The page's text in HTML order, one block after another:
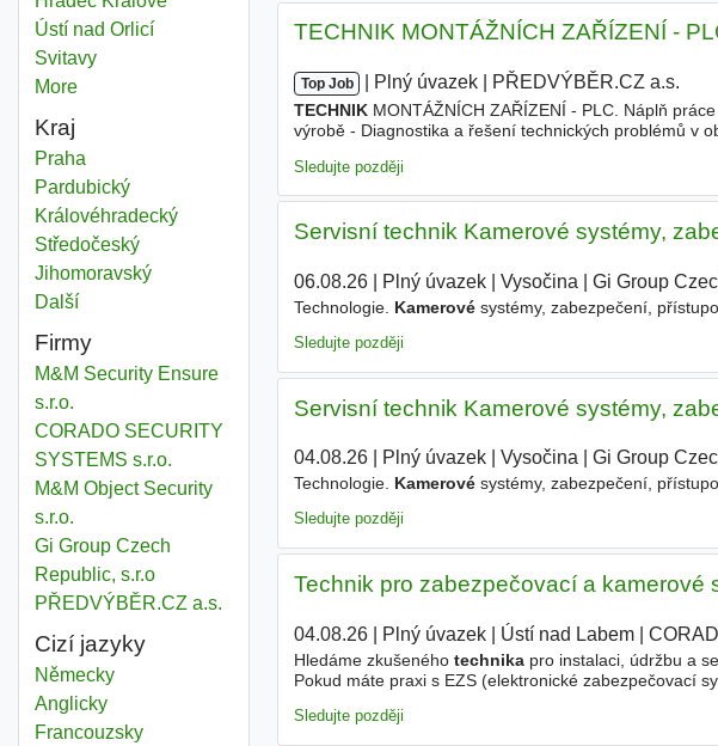
Kamerový technik
Ústí nad OrlicíOkres
Kamerový technik
SvitavyOkres
Moredistricts
Kraj
Kamerový technik
Praha
Kamerový technik
PardubickýKraj
Kamerový technik
KrálovéhradeckýKraj
Kamerový technik
StředočeskýKraj
Kamerový technik
JihomoravskýKraj
Dalšíkraj
Firmy
M&M Security Ensure
s.r.o.
CORADO SECURITY
SYSTEMS s.r.o.
M&M Object Security
s.r.o.
Gi Group Czech
Republic, s.r.o
PŘEDVÝBĚR.CZ a.s.
Cizí jazyky
Německy
Anglicky
Francouzsky
TECHNIK MONTÁŽNÍCH ZAŘÍZENÍ -
Top Job Plný úvazek PŘEDVÝBĚR.CZ a.s.
TECHNIKMONTÁŽNÍCH ZAŘÍZENÍ - PLC. Náplň
výrobě - Diagnostika a řešení technických problémů v
Sledujte později
Servisní technik Kamerové systémy,
06.08.26| Plný úvazek| Vysočina Gi Group
Technologie. Kamerovésystémy, zabezpečení,
Sledujte později
Servisní technik Kamerové systémy,
04.08.26| Plný úvazek| Vysočina| Gi Group
Technologie. Kamerovésystémy, zabezpečení,
Sledujte později
Technik pro zabezpečovací a kamerové
04.08.26| Plný úvazek| Ústí nad Labem|
Hledáme zkušeného technikapro instalaci, údržbu a
Pokud máte praxi s EZS (elektronické zabezpečovací
Sledujte později